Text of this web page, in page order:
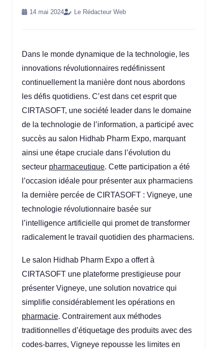
14 mai 2024 Le Rédacteur Web
Dans le monde dynamique de la technologie, les
innovations révolutionnaires redéfinissent
continuellement la manière dont nous abordons
les défis quotidiens. C’est dans cet esprit que
CIRTASOFT, une société leader dans le domaine
de la technologie de l’information, a participé avec
succès au salon Hidhab Pharm Expo, marquant
ainsi une étape cruciale dans l’évolution du
secteur pharmaceutique. Cette participation a été
l’occasion idéale pour présenter aux pharmaciens
la dernière percée de CIRTASOFT : Vigneye, une
technologie révolutionnaire basée sur
l’intelligence artificielle qui promet de transformer
radicalement le travail quotidien des pharmaciens.
Le salon Hidhab Pharm Expo a offert à
CIRTASOFT une plateforme prestigieuse pour
présenter Vigneye, une solution novatrice qui
simplifie considérablement les opérations en
pharmacie. Contrairement aux méthodes
traditionnelles d’étiquetage des produits avec des
codes-barres, Vigneye repousse les limites en